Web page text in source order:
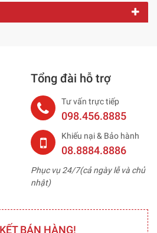
Tổng đài hỗ trợ
Tư vấn trực tiếp
098.456.8885
Khiếu nại & Bảo hành
08.8884.8886
Phục vụ 24/7(cả ngày lễ và chủ
nhật)
BÁN HÀNG!